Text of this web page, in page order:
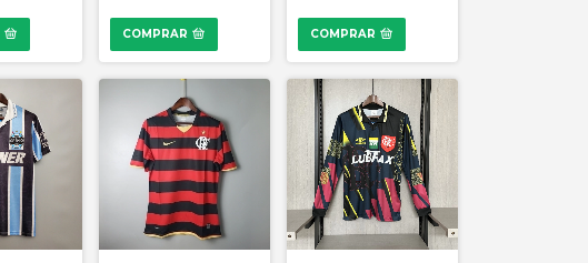
COMPRAR COMPRAR